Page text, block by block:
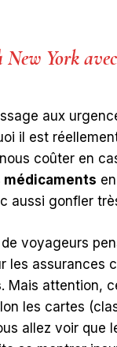
York
aux
il est
coûter en
médicaments
aussi gonfler
voyageurs
les assurances
. Mais attention,
les cartes
allez voir que